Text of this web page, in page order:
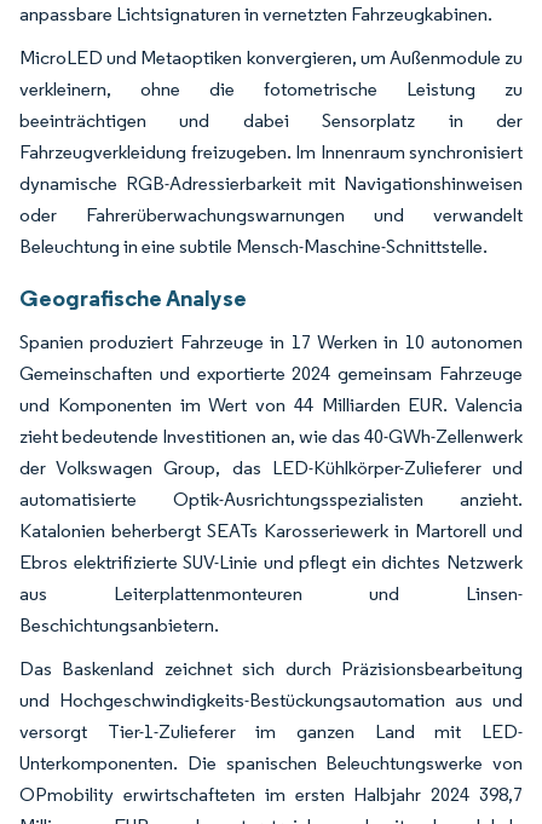
anpassbare Lichtsignaturen in vernetzten Fahrzeugkabinen.
MicroLED und Metaoptiken konvergieren, um Außenmodule zu
verkleinern, ohne die fotometrische Leistung zu
beeinträchtigen und dabei Sensorplatz in der
Fahrzeugverkleidung freizugeben. Im Innenraum synchronisiert
dynamische RGB-Adressierbarkeit mit Navigationshinweisen
oder Fahrerüberwachungswarnungen und verwandelt
Beleuchtung in eine subtile Mensch-Maschine-Schnittstelle.
Geografische Analyse
Spanien produziert Fahrzeuge in 17 Werken in 10 autonomen
Gemeinschaften und exportierte 2024 gemeinsam Fahrzeuge
und Komponenten im Wert von 44 Milliarden EUR. Valencia
zieht bedeutende Investitionen an, wie das 40-GWh-Zellenwerk
der Volkswagen Group, das LED-Kühlkörper-Zulieferer und
automatisierte Optik-Ausrichtungsspezialisten anzieht.
Katalonien beherbergt SEATs Karosseriewerk in Martorell und
Ebros elektrifizierte SUV-Linie und pflegt ein dichtes Netzwerk
aus Leiterplattenmonteuren und Linsen-
Beschichtungsanbietern.
Das Baskenland zeichnet sich durch Präzisionsbearbeitung
und Hochgeschwindigkeits-Bestückungsautomation aus und
versorgt Tier-1-Zulieferer im ganzen Land mit LED-
Unterkomponenten. Die spanischen Beleuchtungswerke von
OPmobility erwirtschafteten im ersten Halbjahr 2024 398,7